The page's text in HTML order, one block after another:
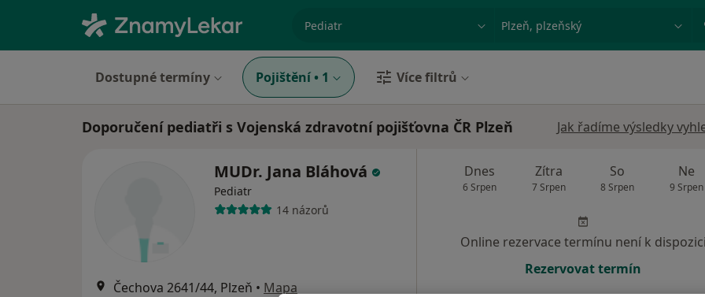
Město nebo region
Dostupné termíny Pojištění • 1 Více filtrů
Doporučení pediatři s Vojenská zdravotní pojišťovna ČR Plzeň Jak řadíme výsledky
MUDr. Jana Bláhová
Pediatr
14 názorů
Čechova 2641/44, Plzeň • Mapa
Dnes
6 Srpen
Zítra
7 Srpen
So
8 Srpen
Ne
9 Srpen
Online rezervace termínu není k dispozici
Rezervovat termín